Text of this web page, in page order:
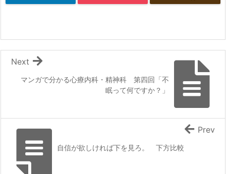
マンガで分かる心療内科・精神科 第四回「不
眠って何ですか？」
Next
自信が欲しければ下を見ろ。 下方比較
Prev